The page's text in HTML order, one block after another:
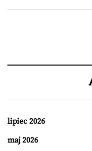
lipiec 2026
maj 2026